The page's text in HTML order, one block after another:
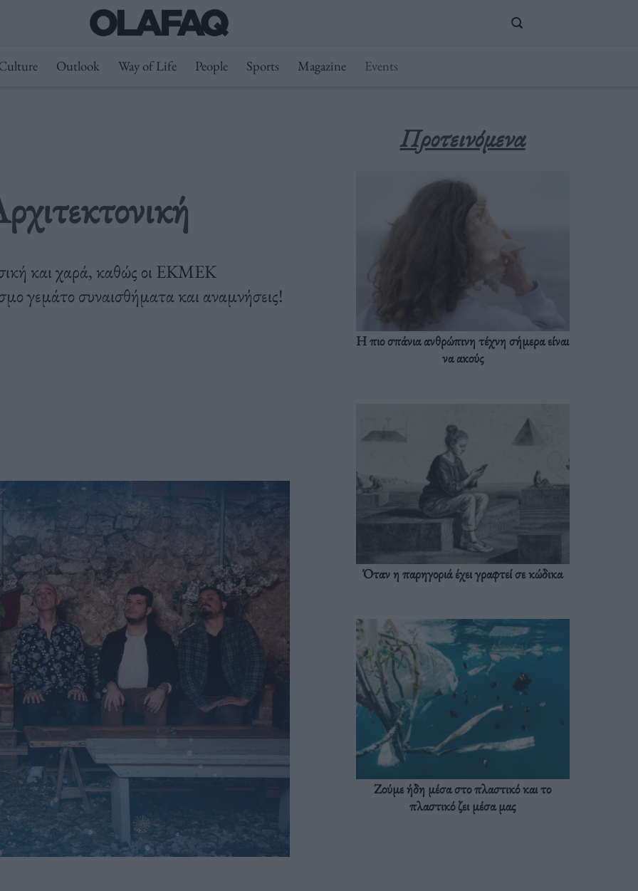
Outlook Way of Life People Sports Magazine Events
και χαρά, καθώς οι ΕΚΜΕΚ
γεμάτο συναισθήματα και αναμνήσεις!
Προτεινόμενα
Η πιο σπάνια ανθρώπινη τέχνη σήμερα είναι
να ακούς
Όταν η παρηγοριά έχει γραφτεί σε κώδικα
Ζούμε ήδη μέσα στο πλαστικό και το
πλαστικό ζει μέσα μας